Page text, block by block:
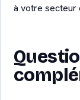
à votre secteur